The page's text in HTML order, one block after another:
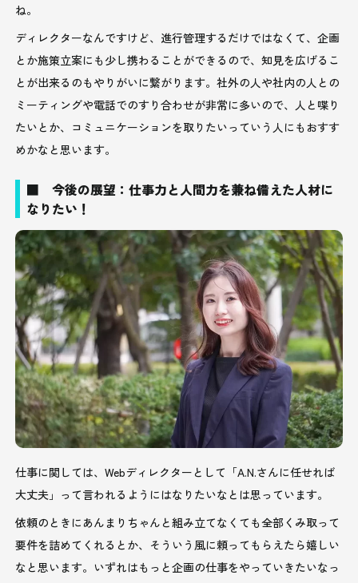
ね。
ディレクターなんですけど、進行管理するだけではなくて、企画
とか施策立案にも少し携わることができるので、知見を広げるこ
とが出来るのもやりがいに繋がります。社外の人や社内の人との
ミーティングや電話でのすり合わせが非常に多いので、人と喋り
たいとか、コミュニケーションを取りたいっていう人にもおすす
めかなと思います。
■ 今後の展望：仕事力と人間力を兼ね備えた人材に
なりたい！
仕事に関しては、Webディレクターとして「A.N.さんに任せれば
大丈夫」って言われるようにはなりたいなとは思っています。
依頼のときにあんまりちゃんと組み立てなくても全部くみ取って
要件を詰めてくれるとか、そういう風に頼ってもらえたら嬉しい
なと思います。いずれはもっと企画の仕事をやっていきたいなっ